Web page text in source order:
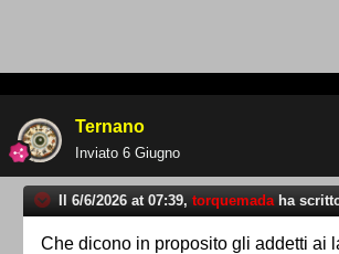
Ternano
Inviato 6 Giugno
Il 6/6/2026 at 07:39, torquemada ha
Che dicono in proposito gli addetti ai